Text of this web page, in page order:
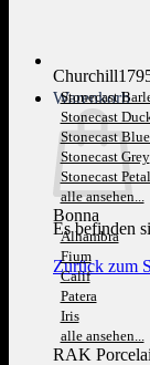
Warenkorb
Es befinden
Zurück zum
Stonecast
Stonecast
Stonecast
Stonecast Grey
Stonecast
alle ansehen...
Bonna
Alhambra
Fium
Calif
Patera
Iris
alle ansehen...
RAK